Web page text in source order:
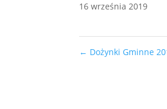
16 września 2019
← Dożynki Gminne